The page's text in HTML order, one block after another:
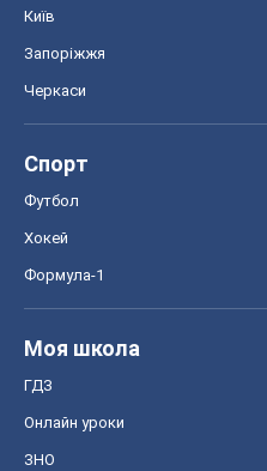
Київ
Запоріжжя
Черкаси
Спорт
Футбол
Хокей
Формула-1
Моя школа
ГДЗ
Онлайн уроки
ЗНО